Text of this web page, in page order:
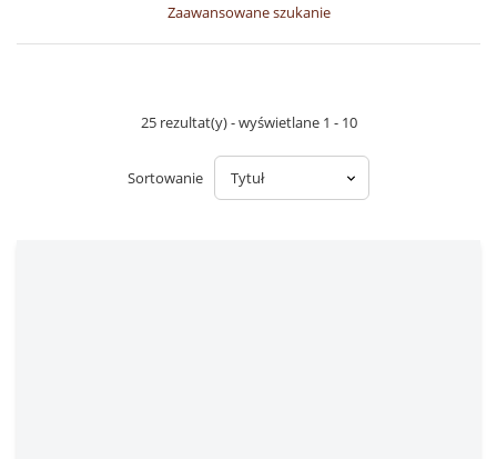
Zaawansowane szukanie
25 rezultat(y) - wyświetlane 1 - 10
Sortowanie